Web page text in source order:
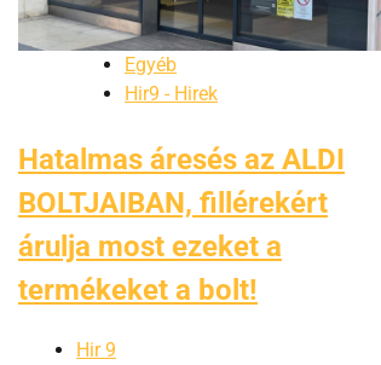
Egyéb
Hir9 - Hirek
Hatalmas áresés az ALDI
BOLTJAIBAN, fillérekért
árulja most ezeket a
termékeket a bolt!
Hir 9